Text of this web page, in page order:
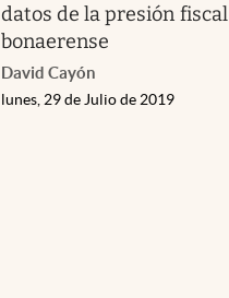
datos de la presión fiscal
bonaerense
David Cayón
lunes, 29 de Julio de 2019